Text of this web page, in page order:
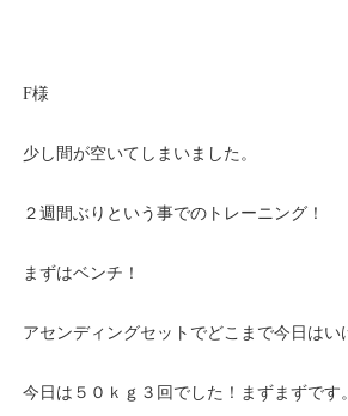
F様
少し間が空いてしまいました。
２週間ぶりという事でのトレーニング！
まずはベンチ！
アセンディングセットでどこまで今日はい
今日は５０ｋｇ３回でした！まずまずです。